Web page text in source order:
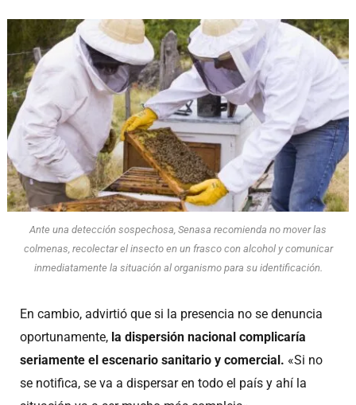
Ante una detección sospechosa, Senasa recomienda no mover las
colmenas, recolectar el insecto en un frasco con alcohol y comunicar
inmediatamente la situación al organismo para su identificación.
En cambio, advirtió que si la presencia no se denuncia
oportunamente, la dispersión nacional complicaría
seriamente el escenario sanitario y comercial. «Si no
se notifica, se va a dispersar en todo el país y ahí la